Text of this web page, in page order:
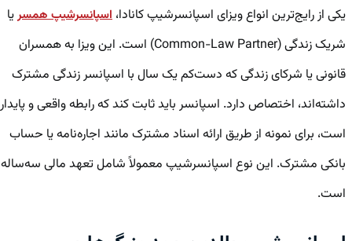
یکی از رایج‌ترین انواع ویزای اسپانسرشیپ کانادا،اسپانسرشیپ همسریا
شریک زندگی (Common-Law Partner) است. این ویزا به همسران
قانونی یا شرکای زندگی که دست‌کم یک سال با اسپانسر زندگی مشترک
داشته‌اند، اختصاص دارد. اسپانسر باید ثابت کند که رابطه واقعی و پایدار
است، برای نمونه از طریق ارائه اسناد مشترک مانند اجاره‌نامه یا حساب
بانکی مشترک. این نوع اسپانسرشیپ معمولاً شامل تعهد مالی سه‌ساله
است.